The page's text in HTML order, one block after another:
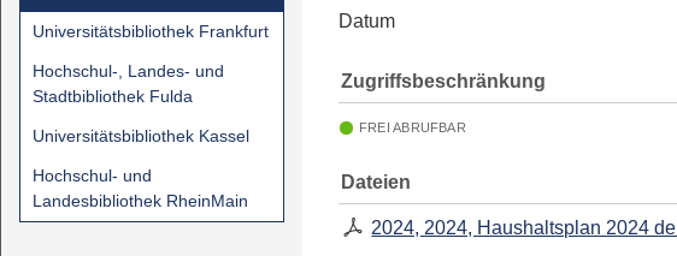
Universitätsbibliothek Frankfurt
Hochschul-, Landes- und
Stadtbibliothek Fulda
Universitätsbibliothek Kassel
Hochschul- und
Landesbibliothek RheinMain
Datum
Zugriffsbeschränkung
FREI ABRUFBAR
Dateien
2024, 2024, Haushaltsplan 2024